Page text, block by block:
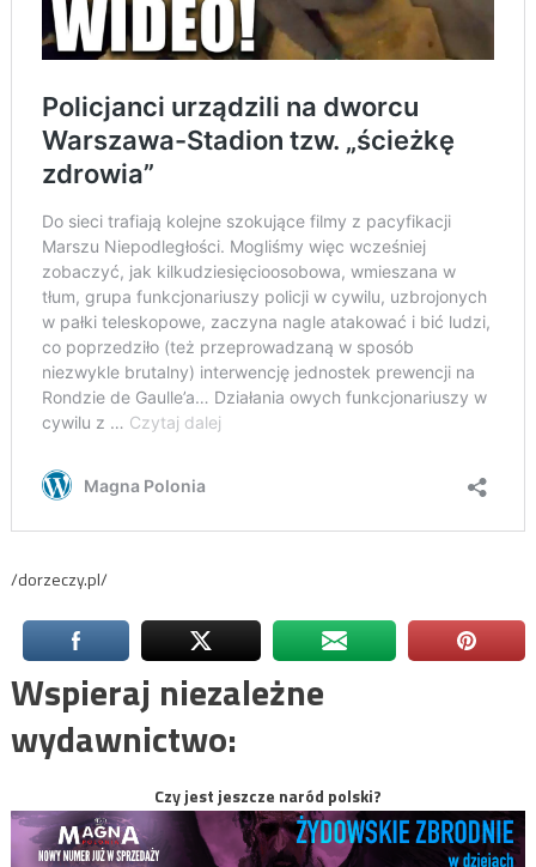
/dorzeczy.pl/
Wspieraj niezależne
wydawnictwo:
Czy jest jeszcze naród polski?